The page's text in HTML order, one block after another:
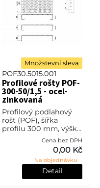
Množstevní sleva
POF30.5015.001
Profilové rošty POF-
300-50/1,5 - ocel-
zinkovaná
Profilový podlahový
rošt (POF), šířka
profilu 300 mm, výška
50 mm, síla 1,5 mm,
ocel S235JR (ST37.2
nebo také ČSN 11373) v
povrchové úpravě
Cena bez DPH
0,00 Kč
Na objednávku
Detail